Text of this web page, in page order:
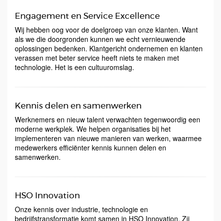
Engagement en Service Excellence
Wij hebben oog voor de doelgroep van onze klanten. Want
als we die doorgronden kunnen we echt vernieuwende
oplossingen bedenken. Klantgericht ondernemen en klanten
verassen met beter service heeft niets te maken met
technologie. Het is een cultuuromslag.
Kennis delen en samenwerken
Werknemers en nieuw talent verwachten tegenwoordig een
moderne werkplek. We helpen organisaties bij het
implementeren van nieuwe manieren van werken, waarmee
medewerkers efficiënter kennis kunnen delen en
samenwerken.
HSO Innovation
Onze kennis over industrie, technologie en
bedrijfstransformatie komt samen in HSO Innovation. Zij